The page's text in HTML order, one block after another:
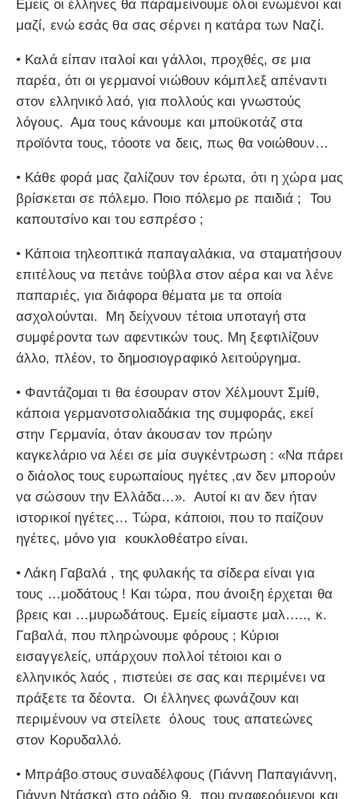
Εμείς οι έλληνες θα παραμείνουμε όλοι ενωμένοι και
μαζί, ενώ εσάς θα σας σέρνει η κατάρα των Ναζί.
• Καλά είπαν ιταλοί και γάλλοι, προχθές, σε μια
παρέα, ότι οι γερμανοί νιώθουν κόμπλεξ απέναντι
στον ελληνικό λαό, για πολλούς και γνωστούς
λόγους. Αμα τους κάνουμε και μποϋκοτάζ στα
προϊόντα τους, τόοοτε να δεις, πως θα νοιώθουν…
• Κάθε φορά μας ζαλίζουν τον έρωτα, ότι η χώρα μας
βρίσκεται σε πόλεμο. Ποιο πόλεμο ρε παιδιά ; Του
καπουτσίνο και του εσπρέσο ;
• Κάποια τηλεοπτικά παπαγαλάκια, να σταματήσουν
επιτέλους να πετάνε τούβλα στον αέρα και να λένε
παπαριές, για διάφορα θέματα με τα οποία
ασχολούνται. Μη δείχνουν τέτοια υποταγή στα
συμφέροντα των αφεντικών τους. Μη ξεφτιλίζουν
άλλο, πλέον, το δημοσιογραφικό λειτούργημα.
• Φαντάζομαι τι θα έσουραν στον Χέλμουντ Σμίθ,
κάποια γερμανοτσολιαδάκια της συμφοράς, εκεί
στην Γερμανία, όταν άκουσαν τον πρώην
καγκελάριο να λέει σε μία συγκέντρωση : «Να πάρει
ο διάολος τους ευρωπαίους ηγέτες ,αν δεν μπορούν
να σώσουν την Ελλάδα…». Αυτοί κι αν δεν ήταν
ιστορικοί ηγέτες… Τώρα, κάποιοι, που το παίζουν
ηγέτες, μόνο για κουκλοθέατρο είναι.
• Λάκη Γαβαλά , της φυλακής τα σίδερα είναι για
τους …μοδάτους ! Και τώρα, που άνοιξη έρχεται θα
βρεις και …μυρωδάτους. Εμείς είμαστε μαλ….., κ.
Γαβαλά, που πληρώνουμε φόρους ; Κύριοι
εισαγγελείς, υπάρχουν πολλοί τέτοιοι και ο
ελληνικός λαός , πιστεύει σε σας και περιμένει να
πράξετε τα δέοντα. Οι έλληνες φωνάζουν και
περιμένουν να στείλετε όλους τους απατεώνες
στον Κορυδαλλό.
• Μπράβο στους συναδέλφους (Γιάννη Παπαγιάννη,
Γιάννη Ντάσκα) στο ράδιο 9, που αναφερόμενοι και